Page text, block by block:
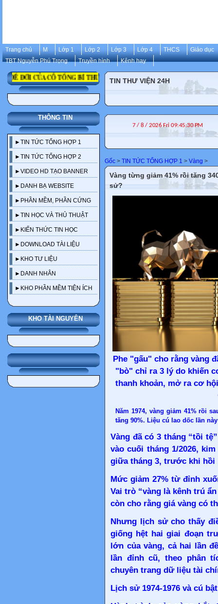
Trang chủ M Lớp 1 Lớp 2 Lớp 3 Lớp 4 THCS
Giáo dục
TBT Nguyễn Phú Trọng
Truyền hình Kênh hay
CỦA CỐ TỔNG BÍ THƯ NGUYỄN PHÚ TRỌNG
THÔNG TIN
►TIN TỨC TỔNG HỢP 1
►TIN TỨC TỔNG HỢP 2
►VIDEO HD TẠO BANNER
►DANH BẠ WEBSITE
►PHẦN MỀM, PHẦN CỨNG
►TIN HỌC VÀ THỦ THUẬT
►KIẾN THỨC TIN HỌC
►DOWNLOAD TÀI LIỆU
►KHO TƯ LIỆU
►DANH NHÂN
►KHO PHẦN MỀM TIỆN ÍCH
KHO TÀI NGUYÊN
TIN THƯ VIỆN 24H
Gốc > TIN TỨC TỔNG HỢP 1 > Vàng >
Vàng từng giảm 41% rồi tăng
sử?
Phe "gấu" cho rằng vàng
"bò" chỉ ra 3 lý do khiến
thanh khoản, mở ra cơ
Năm 1974, vàng giảm 41% rồi
tăng 90%. Liệu cú lao dốc lần
Vàng đã có 3 tháng “tồi
vào cuối tháng 1/2026,
giữa tháng 3, trước khi hồi
Mức giảm 27% từ đỉnh
Vai trò “vàng là kênh trú
còn cho rằng giá vàng có
Nhưng lịch sử cho thấy
giống hệt hai giai đoạn
lớn của vàng, cả hai lần
lần đỉnh cũ, theo phân
chuyên trang dữ liệu tài
Lịch sử 1974-1976 và cú